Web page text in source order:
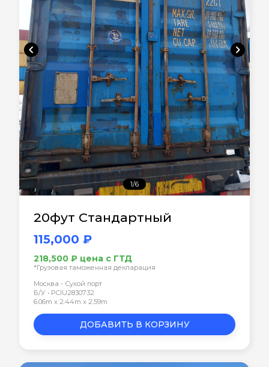
chevron_left chevron_right
1/6
20фут Стандартный
115,000 ₽
218,500 ₽ цена с ГТД
*Грузовая таможенная декларация
Москва - Сухой порт
Б/У • PCIU2830732
6.06m x 2.44m x 2.59m
ДОБАВИТЬ В КОРЗИНУ